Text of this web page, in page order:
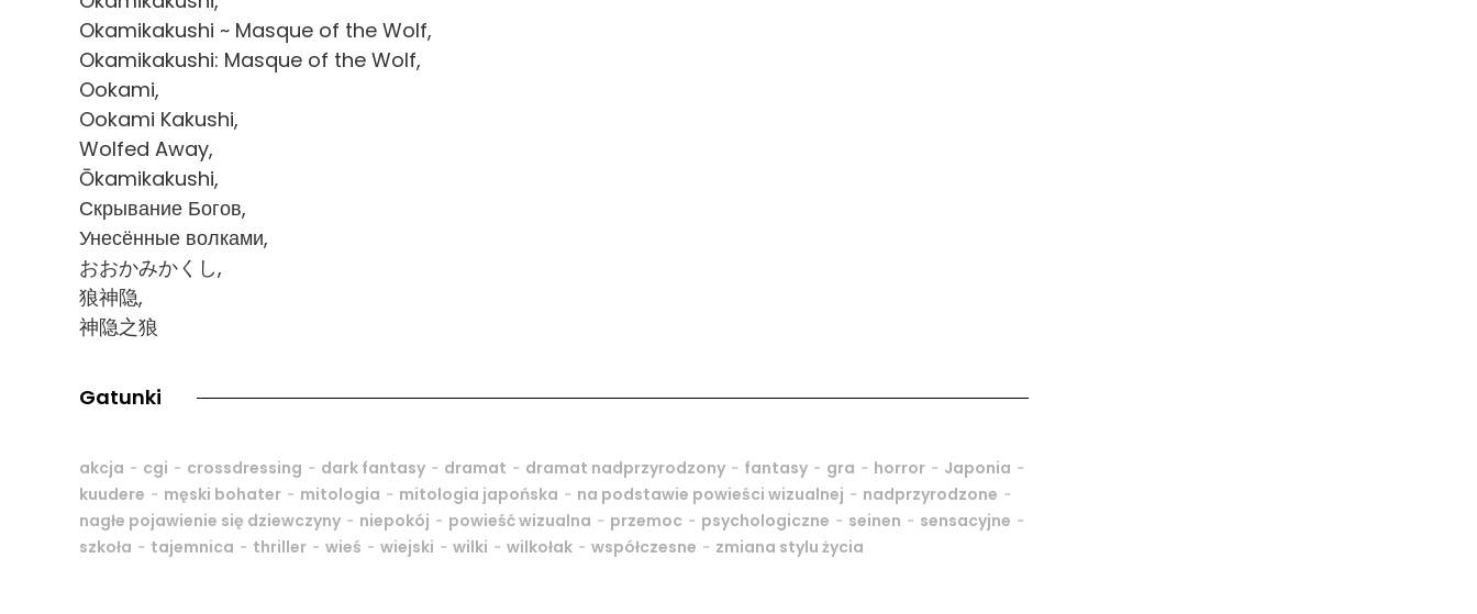
Okamikakushi ~ Masque of the Wolf,
Okamikakushi: Masque of the Wolf,
Ookami,
Ookami Kakushi,
Wolfed Away,
Ōkamikakushi,
Скрывание Богов,
Унесённые волками,
おおかみかくし,
狼神隐,
神隐之狼
Gatunki
akcja - cgi - crossdressing - dark fantasy - dramat - dramat nadprzyrodzony - fantasy - gra - horror - Japonia -
kuudere - męski bohater - mitologia - mitologia japońska - na podstawie powieści wizualnej - nadprzyrodzone -
nagłe pojawienie się dziewczyny - niepokój - powieść wizualna - przemoc - psychologiczne - seinen - sensacyjne -
szkoła - tajemnica - thriller - wieś - wiejski - wilki - wilkołak - współczesne - zmiana stylu życia